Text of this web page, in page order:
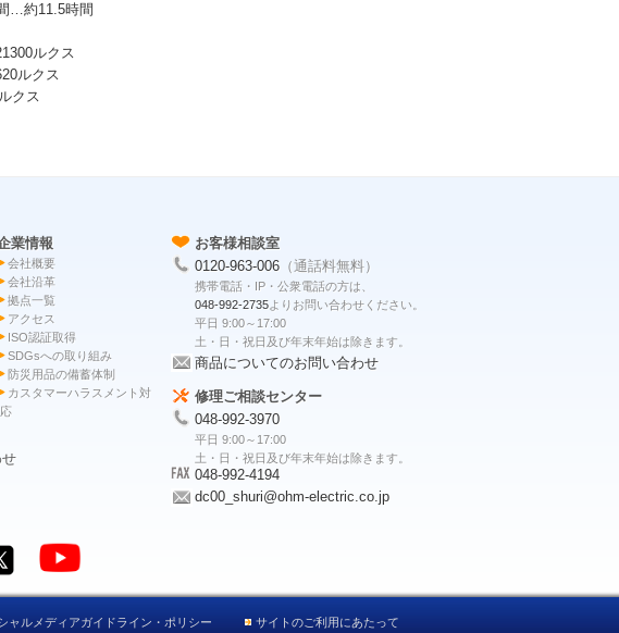
…約11.5時間
ルクス
ルクス
クス
業情報
会社概要
会社沿革
拠点一覧
アクセス
ISO認証取得
SDGsへの取り組み
防災用品の備蓄体制
カスタマーハラスメント対
応
お客様相談室
0120-963-006 （通話料無料）
携帯電話・IP・公衆電話の方は、
048-992-2735よりお問い合わせください。
平日 9:00～17:00
土・日・祝日及び年末年始は除きます。
商品についてのお問い合わせ
修理ご相談センター
048-992-3970
平日 9:00～17:00
土・日・祝日及び年末年始は除きます。
048-992-4194
dc00_shuri@ohm-electric.co.jp
ャルメディアガイドライン・ポリシー サイトのご利用にあたって